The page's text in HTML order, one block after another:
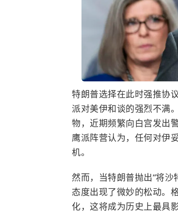
特朗普选择在此时强推协
派对美伊和谈的强烈不满
物，近期频繁向白宫发出
鹰派阵营认为，任何对伊
机。
然而，当特朗普抛出“将
态度出现了微妙的松动。
化，这将成为历史上最具